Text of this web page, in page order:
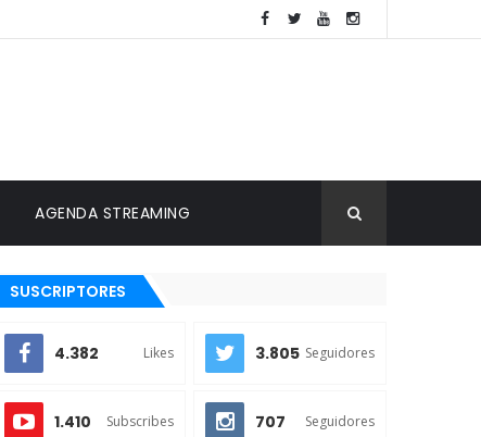
AGENDA STREAMING
SUSCRIPTORES
4.382 Likes 3.805 Seguidores
1.410 Subscribes 707 Seguidores